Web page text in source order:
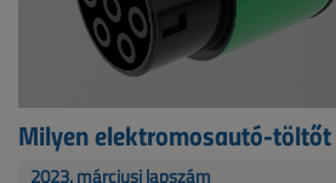
Milyen elektromosautó-
2023. márciusi lapszám